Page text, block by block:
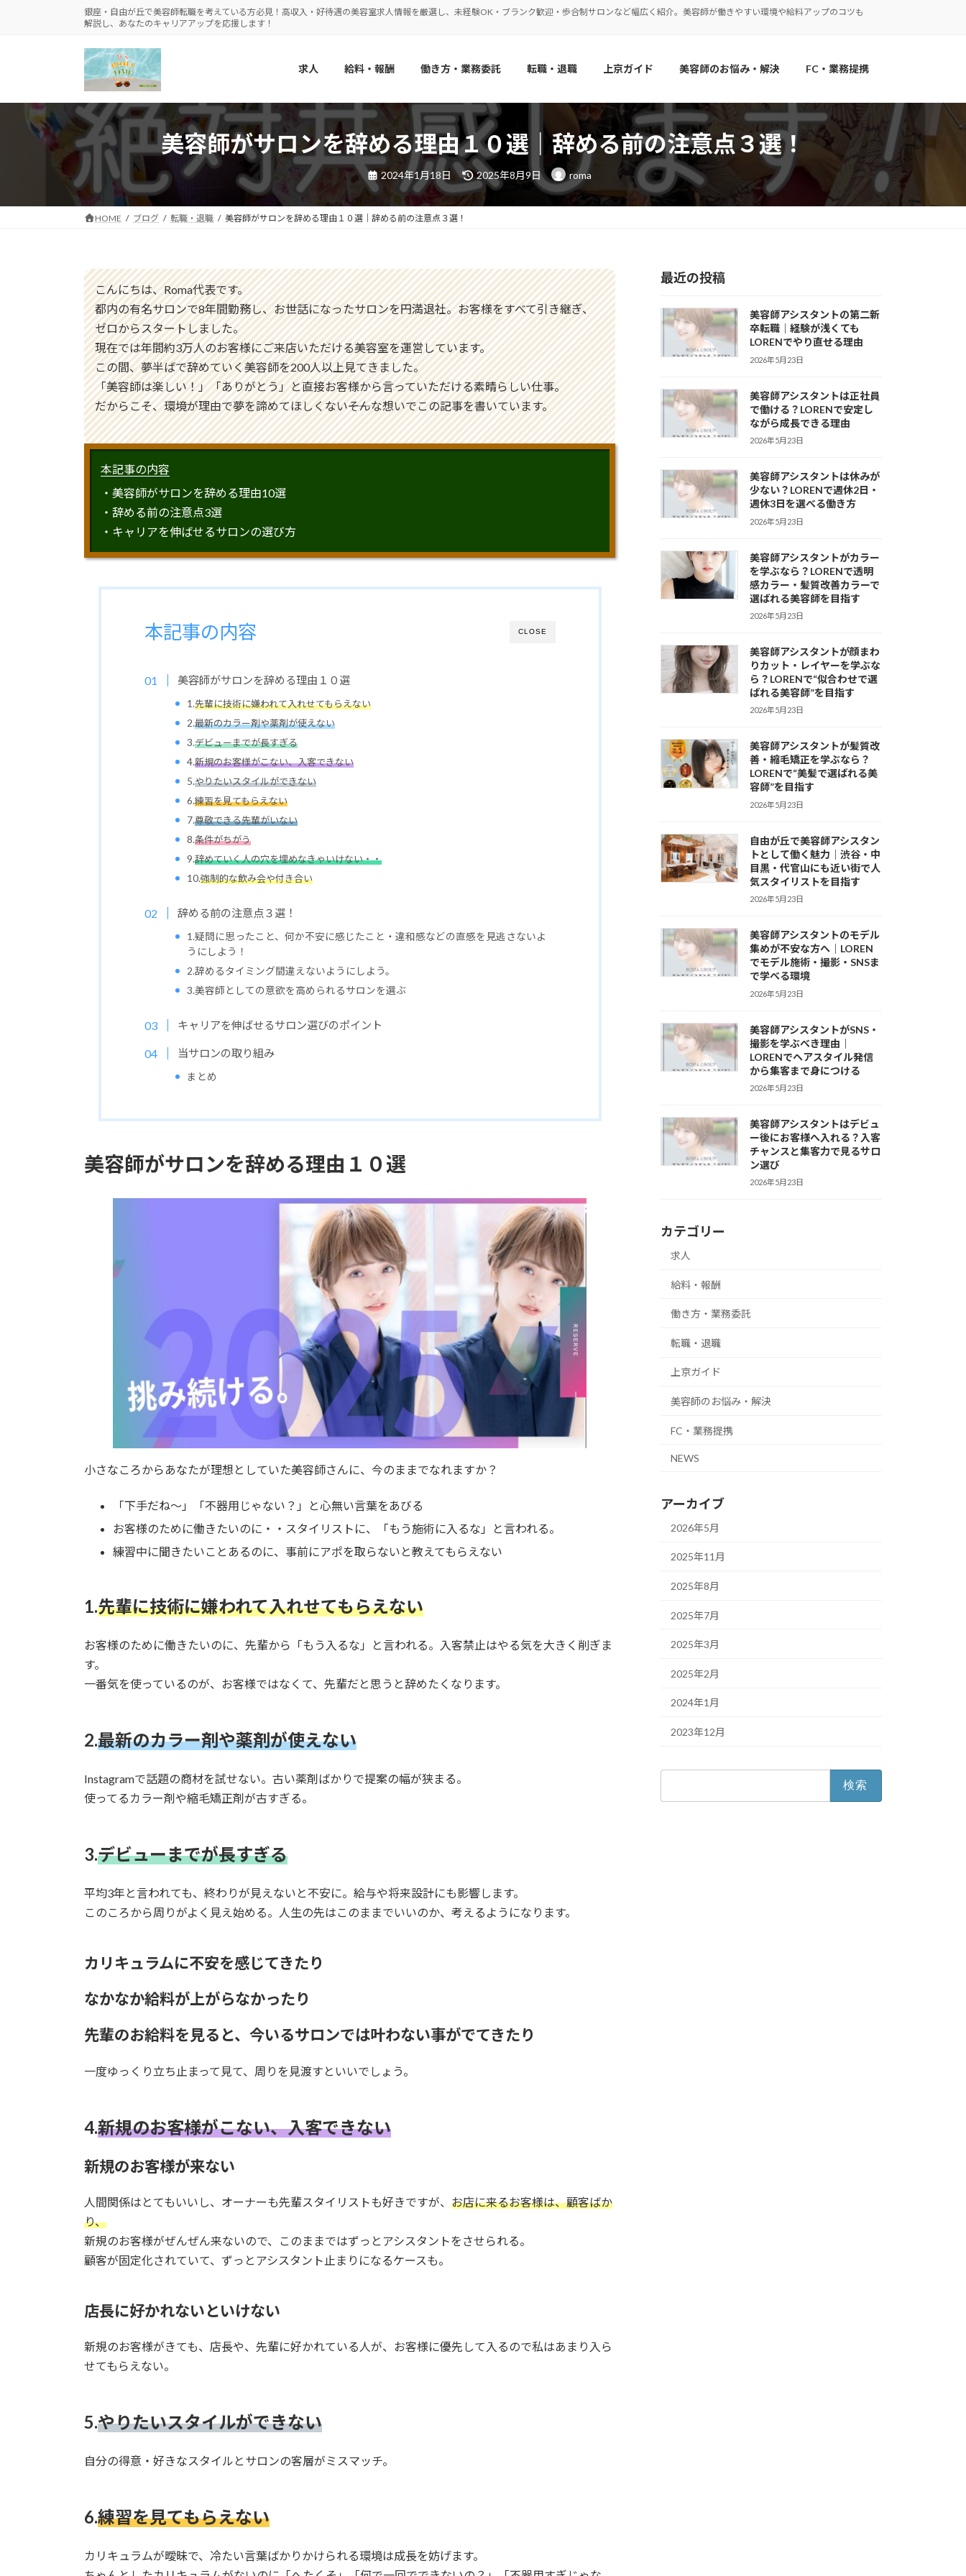
銀座・自由が丘で美容師転職を考えている方必見！高収入・好待遇の美容室求人情報を厳選し、未経験OK・ブランク歓迎・歩合制サロンなど幅広く紹介。美容師が働きやすい環境や給料アップのコツも
解説し、あなたのキャリアアップを応援します！
求人 給料・報酬 働き方・業務委託 転職・退職 上京ガイド 美容師のお悩み・解決 FC・業務提携
美容師がサロンを辞める理由１０選｜辞める前の注意点３選！
2024年1月18日
最
終
更
新
日
2025年8月9日 roma
HOME ブログ 転職・退職 美容師がサロンを辞める理由１０選｜辞める前の注意点３選！
こんにちは、Roma代表です。
都内の有名サロンで8年間勤務し、お世話になったサロンを円満退社。お客様をすべて引き継ぎ、
ゼロからスタートしました。
現在では年間約3万人のお客様にご来店いただける美容室を運営しています。
この間、夢半ばで辞めていく美容師を200人以上見てきました。
「美容師は楽しい！」「ありがとう」と直接お客様から言っていただける素晴らしい仕事。
だからこそ、環境が理由で夢を諦めてほしくない――そんな想いでこの記事を書いています。
本記事の内容
・美容師がサロンを辞める理由10選
・辞める前の注意点3選
・キャリアを伸ばせるサロンの選び方
CLOSE
本記事の内容
美容師がサロンを辞める理由１０選
1.先輩に技術に嫌われて入れせてもらえない
2.最新のカラー剤や薬剤が使えない
3.デビューまでが長すぎる
4.新規のお客様がこない、入客できない
5.やりたいスタイルができない
6.練習を見てもらえない
7.尊敬できる先輩がいない
8.条件がちがう
9.辞めていく人の穴を埋めなきゃいけない・・
10.強制的な飲み会や付き合い
辞める前の注意点３選！
1.疑問に思ったこと、何か不安に感じたこと・違和感などの直感を見逃さないよ
うにしよう！
2.辞めるタイミング間違えないようにしよう。
3.美容師としての意欲を高められるサロンを選ぶ
キャリアを伸ばせるサロン選びのポイント
当サロンの取り組み
まとめ
美容師がサロンを辞める理由１０選
小さなころからあなたが理想としていた美容師さんに、今のままでなれますか？
「下手だね～」「不器用じゃない？」と心無い言葉をあびる
お客様のために働きたいのに・・スタイリストに、「もう施術に入るな」と言われる。
練習中に聞きたいことあるのに、事前にアポを取らないと教えてもらえない
1.先輩に技術に嫌われて入れせてもらえない
お客様のために働きたいのに、先輩から「もう入るな」と言われる。入客禁止はやる気を大きく削ぎま
す。
一番気を使っているのが、お客様ではなくて、先輩だと思うと辞めたくなります。
2.最新のカラー剤や薬剤が使えない
Instagramで話題の商材を試せない。古い薬剤ばかりで提案の幅が狭まる。
使ってるカラー剤や縮毛矯正剤が古すぎる。
3.デビューまでが長すぎる
平均3年と言われても、終わりが見えないと不安に。給与や将来設計にも影響します。
このころから周りがよく見え始める。人生の先はこのままでいいのか、考えるようになります。
カリキュラムに不安を感じてきたり
なかなか給料が上がらなかったり
先輩のお給料を見ると、今いるサロンでは叶わない事がでてきたり
一度ゆっくり立ち止まって見て、周りを見渡すといいでしょう。
4.新規のお客様がこない、入客できない
新規のお客様が来ない
人間関係はとてもいいし、オーナーも先輩スタイリストも好きですが、 お店に来るお客様は、顧客ばか
り、
新規のお客様がぜんぜん来ないので、このままではずっとアシスタントをさせられる。
顧客が固定化されていて、ずっとアシスタント止まりになるケースも。
店長に好かれないといけない
新規のお客様がきても、店長や、先輩に好かれている人が、お客様に優先して入るので私はあまり入ら
せてもらえない。
5.やりたいスタイルができない
自分の得意・好きなスタイルとサロンの客層がミスマッチ。
6.練習を見てもらえない
カリキュラムが曖昧で、冷たい言葉ばかりかけられる環境は成長を妨げます。
最近の投稿
美容師アシスタントの第二新
卒転職｜経験が浅くても
LORENでやり直せる理由
2026年5月23日
美容師アシスタントは正社員
で働ける？LORENで安定し
ながら成長できる理由
2026年5月23日
美容師アシスタントは休みが
少ない？LORENで週休2日・
週休3日を選べる働き方
2026年5月23日
美容師アシスタントがカラー
を学ぶなら？LORENで透明
感カラー・髪質改善カラーで
選ばれる美容師を目指す
2026年5月23日
美容師アシスタントが顔まわ
りカット・レイヤーを学ぶな
ら？LORENで“似合わせで選
ばれる美容師”を目指す
2026年5月23日
美容師アシスタントが髪質改
善・縮毛矯正を学ぶなら？
LORENで“美髪で選ばれる美
容師”を目指す
2026年5月23日
自由が丘で美容師アシスタン
トとして働く魅力｜渋谷・中
目黒・代官山にも近い街で人
気スタイリストを目指す
2026年5月23日
美容師アシスタントのモデル
集めが不安な方へ｜LOREN
でモデル施術・撮影・SNSま
で学べる環境
2026年5月23日
美容師アシスタントがSNS・
撮影を学ぶべき理由｜
LORENでヘアスタイル発信
から集客まで身につける
2026年5月23日
美容師アシスタントはデビュ
ー後にお客様へ入れる？入客
チャンスと集客力で見るサロ
ン選び
2026年5月23日
カテゴリー
求人
給料・報酬
働き方・業務委託
転職・退職
上京ガイド
美容師のお悩み・解決
FC・業務提携
NEWS
アーカイブ
2026年5月
2025年11月
2025年8月
2025年7月
2025年3月
2025年2月
2024年1月
2023年12月